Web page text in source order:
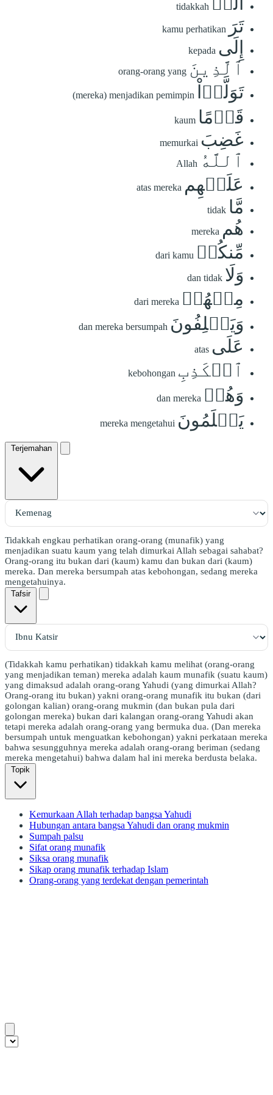
tidakkah
تَرَ kamu perhatikan
إِلَى kepada
ٱلَّذِينَ orang-orang yang
تَوَلَّوۡاْ (mereka) menjadikan pemimpin
قَوۡمًا kaum
غَضِبَ memurkai
ٱللَّهُ Allah
عَلَيۡهِم atas mereka
مَّا tidak
هُم mereka
مِّنكُمۡ dari kamu
وَلَا dan tidak
مِنۡهُمۡ dari mereka
وَيَحۡلِفُونَ dan mereka bersumpah
عَلَى atas
ٱلۡكَذِبِ kebohongan
وَهُمۡ dan mereka
يَعۡلَمُونَ mereka mengetahui
Terjemahan
Tidakkah engkau perhatikan orang-orang (munafik) yang
menjadikan suatu kaum yang telah dimurkai Allah sebagai sahabat?
Orang-orang itu bukan dari (kaum) kamu dan bukan dari (kaum)
mereka. Dan mereka bersumpah atas kebohongan, sedang mereka
mengetahuinya.
Tafsir
(Tidakkah kamu perhatikan) tidakkah kamu melihat (orang-orang
yang menjadikan teman) mereka adalah kaum munafik (suatu kaum)
yang dimaksud adalah orang-orang Yahudi (yang dimurkai Allah?
Orang-orang itu bukan) yakni orang-orang munafik itu bukan (dari
golongan kalian) orang-orang mukmin (dan bukan pula dari
golongan mereka) bukan dari kalangan orang-orang Yahudi akan
tetapi mereka adalah orang-orang yang bermuka dua. (Dan mereka
bersumpah untuk menguatkan kebohongan) yakni perkataan mereka
bahwa sesungguhnya mereka adalah orang-orang beriman (sedang
mereka mengetahui) bahwa dalam hal ini mereka berdusta belaka.
Topik
Kemurkaan Allah terhadap bangsa Yahudi
Hubungan antara bangsa Yahudi dan orang mukmin
Sumpah palsu
Sifat orang munafik
Siksa orang munafik
Sikap orang munafik terhadap Islam
Orang-orang yang terdekat dengan pemerintah